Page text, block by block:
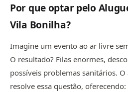
Por que optar pelo
Vila Bonilha?
Imagine um evento ao ar livre
O resultado? Filas enormes,
possíveis problemas sanitários.
resolve essa questão, oferecendo: